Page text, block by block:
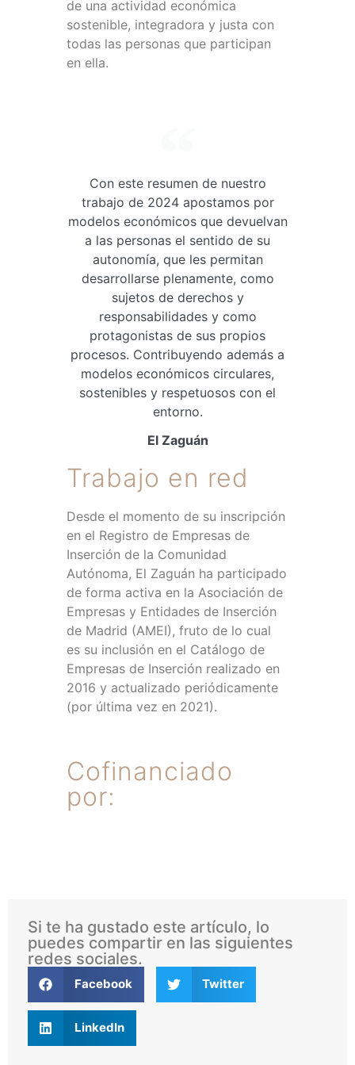
de una actividad económica
sostenible, integradora y justa con
todas las personas que participan
en ella.
Con este resumen de nuestro
trabajo de 2024 apostamos por
modelos económicos que devuelvan
a las personas el sentido de su
autonomía, que les permitan
desarrollarse plenamente, como
sujetos de derechos y
responsabilidades y como
protagonistas de sus propios
procesos. Contribuyendo además a
modelos económicos circulares,
sostenibles y respetuosos con el
entorno.
El Zaguán
Trabajo en red
Desde el momento de su inscripción
en el Registro de Empresas de
Inserción de la Comunidad
Autónoma, El Zaguán ha participado
de forma activa en la Asociación de
Empresas y Entidades de Inserción
de Madrid (AMEI), fruto de lo cual
es su inclusión en el Catálogo de
Empresas de Inserción realizado en
2016 y actualizado periódicamente
(por última vez en 2021).
Cofinanciado
por:
Si te ha gustado este artículo, lo
puedes compartir en las siguientes
redes sociales.
Facebook Twitter
LinkedIn